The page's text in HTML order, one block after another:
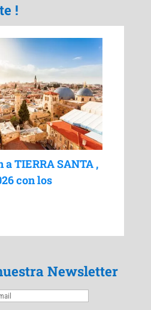
!
TIERRA SANTA ,
con los
Newsletter